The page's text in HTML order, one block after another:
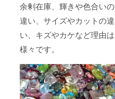
余剰在庫、輝きや色合いの
違い、サイズやカットの違
い、キズやカケなど理由は
様々です。